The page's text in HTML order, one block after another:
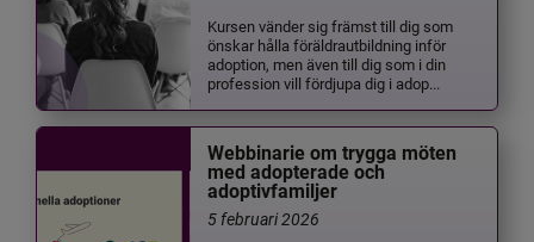
Kursen vänder sig främst till dig som
önskar hålla föräldrautbildning inför
adoption, men även till dig som i din
profession vill fördjupa dig i adop...
Webbinarie om trygga möten
med adopterade och
adoptivfamiljer
5 februari 2026